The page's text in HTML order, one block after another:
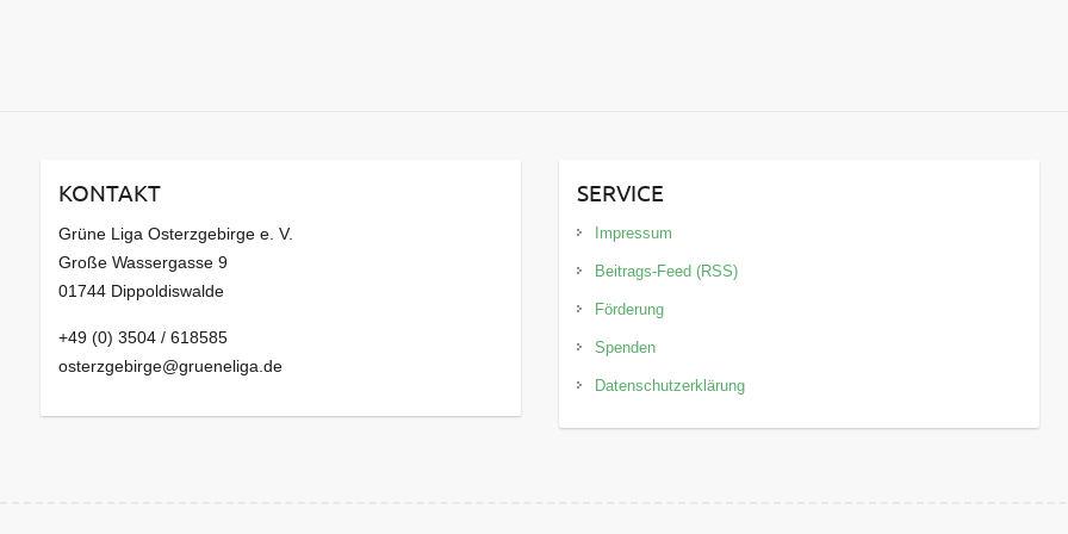
KONTAKT
Grüne Liga Osterzgebirge e. V.
Große Wassergasse 9
01744 Dippoldiswalde
+49 (0) 3504 / 618585
osterzgebirge@grueneliga.de
SERVICE
Impressum
Beitrags-Feed (RSS)
Förderung
Spenden
Datenschutzerklärung